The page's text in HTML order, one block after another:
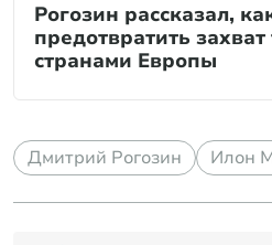
Рогозин рассказал,
предотвратить
странами Европы
Дмитрий Рогозин Илон